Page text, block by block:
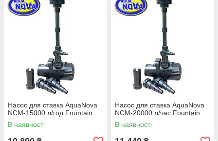
Насос для ставка AquaNova
NCM-15000 л/год Fountain
В наявності
Насос для ставка AquaNova
NCM-20000 л/час Fountain
В наявності